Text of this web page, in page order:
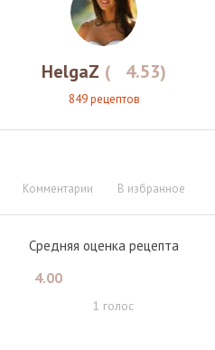
HelgaZ ( 4.53)
849 рецептов
Комментарии В избранное
Средняя оценка рецепта
4.00
1 голос